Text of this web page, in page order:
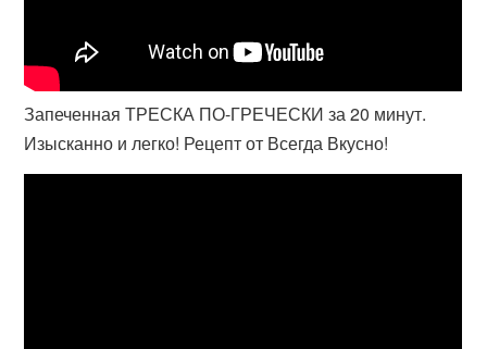
Запеченная ТРЕСКА ПО-ГРЕЧЕСКИ за 20 минут.
Изысканно и легко! Рецепт от Всегда Вкусно!